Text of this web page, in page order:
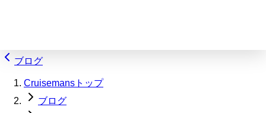
ブログ
Cruisemansトップ
ブログ